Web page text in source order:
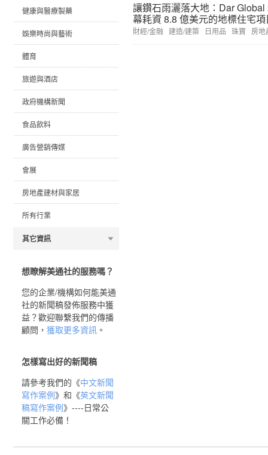
健康與醫療製藥
娛樂時尚與藝術
體育
旅遊與酒店
政府機構新聞
食品飲料
廣告營銷傳媒
會展
房地產建材與家居
所有行業
其它資訊
想瞭解美通社的服務嗎？
您的企業/機構如何能美通
社的新聞稿發佈服務中獲
益？歡迎聯繫我們的傳播
顧問， 獲取更多資訊 。
怎樣寫出好的新聞稿
請參考我們的《中文新聞
寫作案例》和《英文新聞
稿寫作案例》----日常公
關工作必備！
讓鑽石雨灑落大地：Dar
幕耗資 8.8 億美元的地標住宅
財經/金融 建造/建築 日用品 珠寶 房地